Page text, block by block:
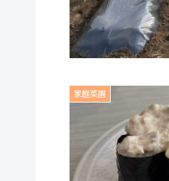
家庭菜園